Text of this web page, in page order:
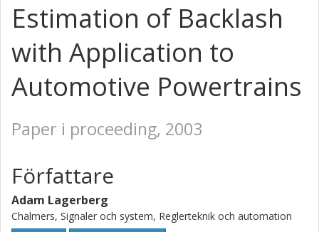
Estimation of Backlash
with Application to
Automotive Powertrains
Paper i proceeding, 2003
Författare
Adam Lagerberg
Chalmers, Signaler och system, Reglerteknik och automation